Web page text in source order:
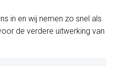
in en wij nemen zo snel als
de verdere uitwerking van